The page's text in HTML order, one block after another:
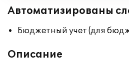
Автоматизированы
Бюджетный учет (для
Описание